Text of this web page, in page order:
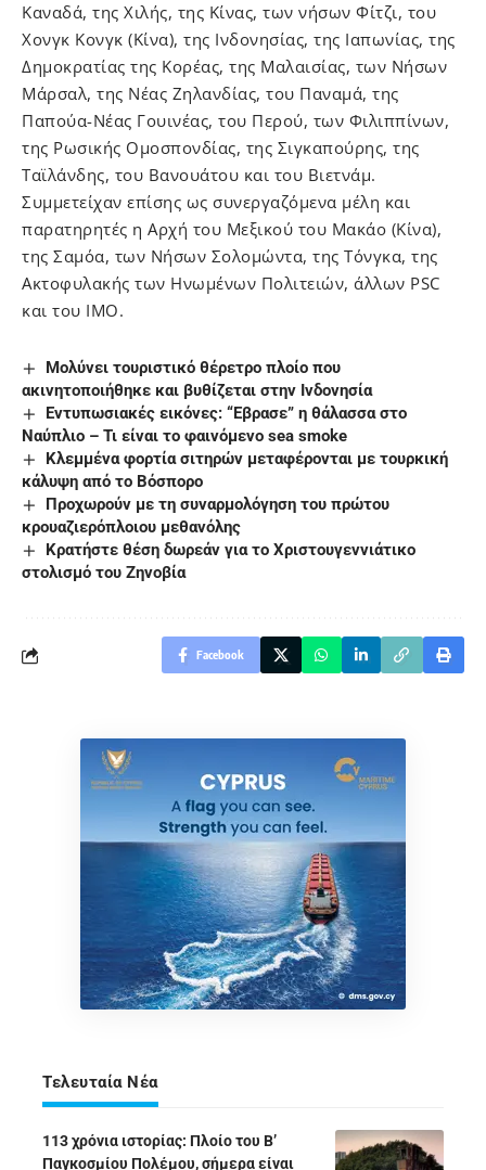
Καναδά, της Χιλής, της Κίνας, των νήσων Φίτζι, του
Χονγκ Κονγκ (Κίνα), της Ινδονησίας, της Ιαπωνίας, της
Δημοκρατίας της Κορέας, της Μαλαισίας, των Νήσων
Μάρσαλ, της Νέας Ζηλανδίας, του Παναμά, της
Παπούα-Νέας Γουινέας, του Περού, των Φιλιππίνων,
της Ρωσικής Ομοσπονδίας, της Σιγκαπούρης, της
Ταϊλάνδης, του Βανουάτου και του Βιετνάμ.
Συμμετείχαν επίσης ως συνεργαζόμενα μέλη και
παρατηρητές η Αρχή του Μεξικού του Μακάο (Κίνα),
της Σαμόα, των Νήσων Σολομώντα, της Τόνγκα, της
Ακτοφυλακής των Ηνωμένων Πολιτειών, άλλων PSC
και του IMO.
Μολύνει τουριστικό θέρετρο πλοίο που
ακινητοποιήθηκε και βυθίζεται στην Ινδονησία
Εντυπωσιακές εικόνες: “Εβρασε” η θάλασσα στο
Ναύπλιο – Τι είναι το φαινόμενο sea smoke
Κλεμμένα φορτία σιτηρών μεταφέρονται με τουρκική
κάλυψη από το Βόσπορο
Προχωρούν με τη συναρμολόγηση του πρώτου
κρουαζιερόπλοιου μεθανόλης
Κρατήστε θέση δωρεάν για το Χριστουγεννιάτικο
στολισμό του Ζηνοβία
Facebook
Τελευταία Νέα
113 χρόνια ιστορίας: Πλοίο του Β’
Παγκοσμίου Πολέμου, σήμερα είναι